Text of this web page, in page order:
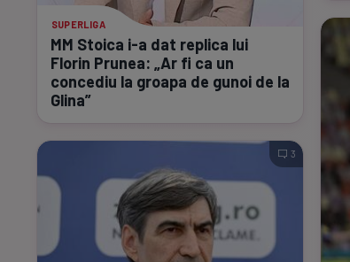
SUPERLIGA
MM Stoica i-a dat replica lui
Florin Prunea: „Ar fi ca un
concediu la groapa de gunoi de la
Glina”
3